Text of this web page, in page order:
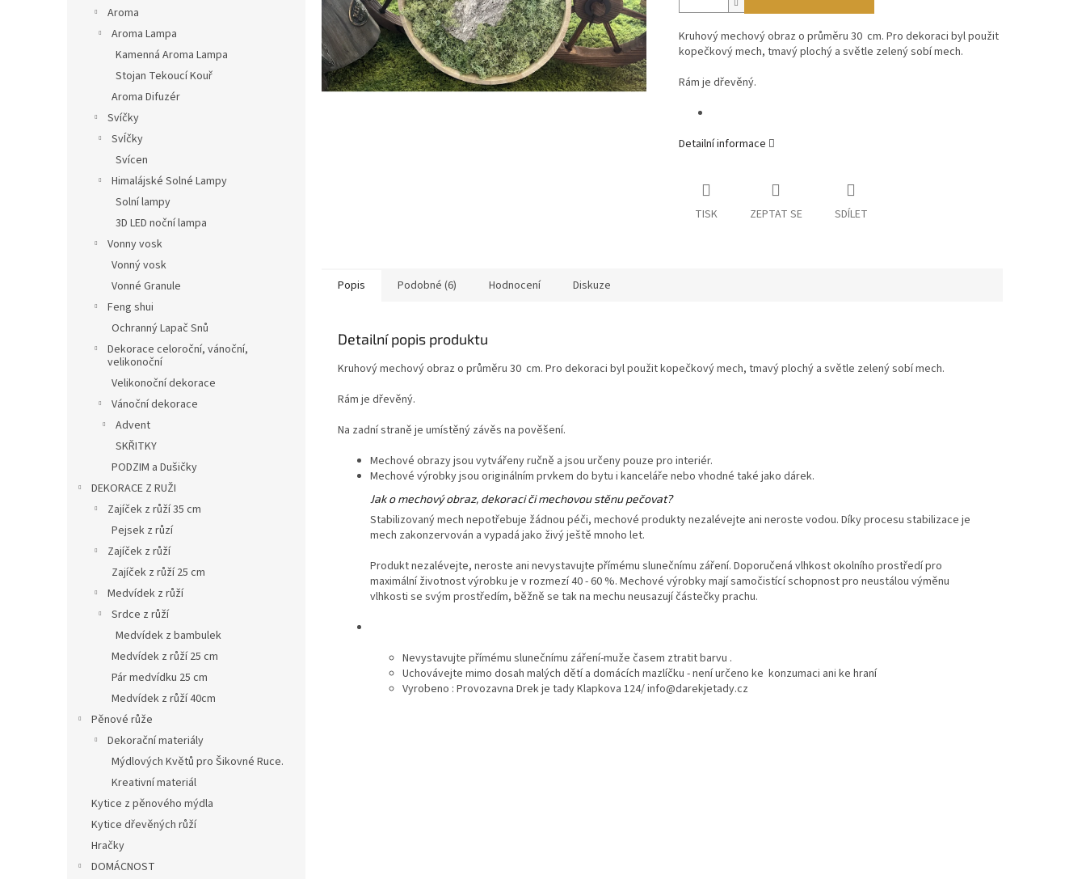
Aroma
Aroma Lampa
Kamenná Aroma Lampa
Stojan Tekoucí Kouř
Aroma Difuzér
Svíčky
SvÍčky
Svícen
Himalájské Solné Lampy
Solní lampy
3D LED noční lampa
Vonny vosk
Vonný vosk
Vonné Granule
Feng shui
Ochranný Lapač Snů
Dekorace celoroční, vánoční,
velikonoční
Velikonoční dekorace
Vánoční dekorace
Advent
SKŘITKY
PODZIM a Dušičky
DEKORACE Z RUŽI
Zajíček z růží 35 cm
Pejsek z růzí
Zajíček z růží
Zajíček z růží 25 cm
Medvídek z růží
Srdce z růží
Medvídek z bambulek
Medvídek z růží 25 cm
Pár medvídku 25 cm
Medvídek z růží 40cm
Pěnové růže
Dekorační materiály
Mýdlových Květů pro Šikovné Ruce.
Kreativní materiál
Kytice z pěnového mýdla
Kytice dřevěných růží
Hračky
DOMÁCNOST
Kruhový mechový obraz o průměru 30 cm. Pro dekoraci byl použit
kopečkový mech, tmavý plochý a světle zelený sobí mech.
Rám je dřevěný.
Detailní informace
TISK ZEPTAT SE SDÍLET
Popis Podobné (6) Hodnocení Diskuze
Detailní popis produktu
Kruhový mechový obraz o průměru 30 cm. Pro dekoraci byl použit kopečkový mech, tmavý plochý a světle zelený sobí mech.
Rám je dřevěný.
Na zadní straně je umístěný závěs na pověšení.
Mechové obrazy jsou vytvářeny ručně a jsou určeny pouze pro interiér.
Mechové výrobky jsou originálním prvkem do bytu i kanceláře nebo vhodné také jako dárek.
Jak o mechový obraz, dekoraci či mechovou stěnu pečovat?
Stabilizovaný mech nepotřebuje žádnou péči, mechové produkty nezalévejte ani neroste vodou. Díky procesu stabilizace je
mech zakonzervován a vypadá jako živý ještě mnoho let.
Produkt nezalévejte, neroste ani nevystavujte přímému slunečnímu záření. Doporučená vlhkost okolního prostředí pro
maximální životnost výrobku je v rozmezí 40 - 60 %. Mechové výrobky mají samočistící schopnost pro neustálou výměnu
vlhkosti se svým prostředím, běžně se tak na mechu neusazují částečky prachu.
Nevystavujte přímému slunečnímu záření-muže časem ztratit barvu .
Uchovávejte mimo dosah malých dětí a domácích mazlíčku - není určeno ke konzumaci ani ke hraní
Vyrobeno : Provozavna Drek je tady Klapkova 124/ info@darekjetady.cz